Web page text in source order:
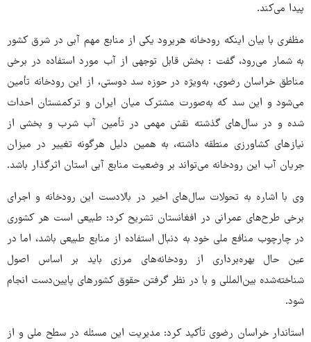
پیدا می‌کند.
مظفری با بیان اینکه رودخانه هریرود یکی از منابع مهم آبی در شرق کشور
به شمار می‌رود، گفت : بخش قابل توجهی از آب مورد استفاده در برخی
مناطق خراسان رضوی، به‌ویژه در حوزه سد دوستی، از این رودخانه تأمین
می‌شود و این سد که به‌صورت مشترک میان ایران و ترکمنستان احداث
شده و در سال‌های گذشته نقش مهمی در تأمین آب شرب و بخشی از
نیازهای کشاورزی منطقه داشته، به همین دلیل هرگونه تغییر در میزان
جریان آب این رودخانه می‌تواند بر وضعیت منابع آبی استان اثرگذار باشد.
وی با اشاره به تحولات سال‌های اخیر در بالادست این رودخانه و اجرای
برخی طرح‌های عمرانی در افغانستان تشریح کرد: طبیعی است هر کشوری
در چارچوب منافع ملی خود به دنبال استفاده از منابع طبیعی باشد، اما در
عین حال بهره‌برداری از رودخانه‌های مرزی باید بر اساس اصول
شناخته‌شده بین‌المللی و با در نظر گرفتن حقوق کشورهای پایین‌دست انجام
شود.
استاندار خراسان رضوی تأکید کرد: مدیریت این مسئله در سطح ملی و از